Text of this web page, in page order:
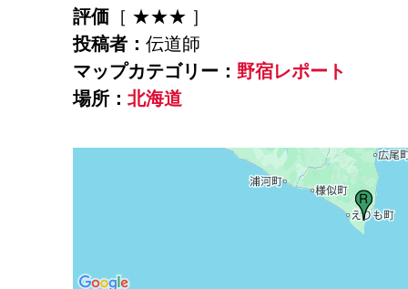
評価 ［ ★★★ ］
投稿者： 伝道師
マップカテゴリー： 野宿レポート
場所： 北海道